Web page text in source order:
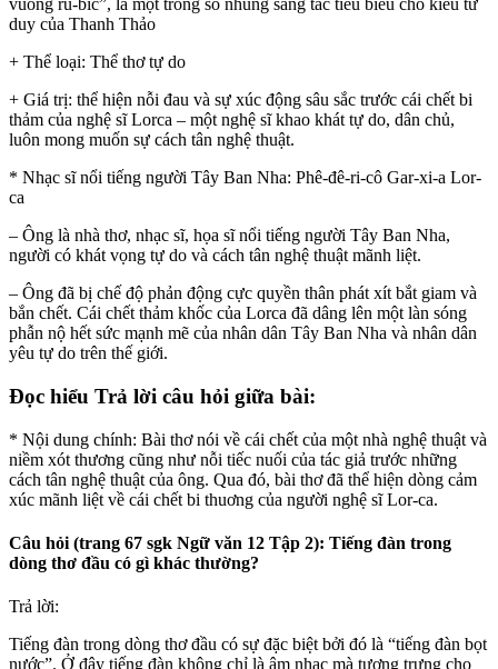
vuông ru-bic”, là một trong số nhũng sáng tác tiêu biểu cho kiểu tư
duy của Thanh Thảo
+ Thể loại: Thể thơ tự do
+ Giá trị: thể hiện nỗi đau và sự xúc động sâu sắc trước cái chết bi
thảm của nghệ sĩ Lorca – một nghệ sĩ khao khát tự do, dân chủ,
luôn mong muốn sự cách tân nghệ thuật.
* Nhạc sĩ nổi tiếng người Tây Ban Nha: Phê-đê-ri-cô Gar-xi-a Lor-
ca
– Ông là nhà thơ, nhạc sĩ, họa sĩ nổi tiếng người Tây Ban Nha,
người có khát vọng tự do và cách tân nghệ thuật mãnh liệt.
– Ông đã bị chế độ phản động cực quyền thân phát xít bắt giam và
bắn chết. Cái chết thảm khốc của Lorca đã dâng lên một làn sóng
phẫn nộ hết sức mạnh mẽ của nhân dân Tây Ban Nha và nhân dân
yêu tự do trên thế giới.
Đọc hiểu Trả lời câu hỏi giữa bài:
* Nội dung chính: Bài thơ nói về cái chết của một nhà nghệ thuật và
niềm xót thương cũng như nỗi tiếc nuối của tác giả trước những
cách tân nghệ thuật của ông. Qua đó, bài thơ đã thể hiện dòng cảm
xúc mãnh liệt về cái chết bi thuơng của người nghệ sĩ Lor-ca.
Câu hỏi (trang 67 sgk Ngữ văn 12 Tập 2): Tiếng đàn trong
dòng thơ đầu có gì khác thường?
Trả lời:
Tiếng đàn trong dòng thơ đầu có sự đặc biệt bởi đó là “tiếng đàn bọt
nước”. Ở đây tiếng đàn không chỉ là âm nhạc mà tượng trưng cho